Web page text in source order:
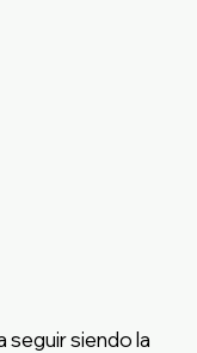
seguir siendo la